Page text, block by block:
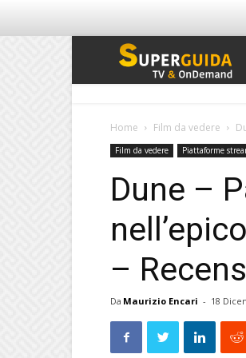
Home Film da vedere
Film da vedere Piattaforme
Dune –
–
Da Maurizio Encari - 18